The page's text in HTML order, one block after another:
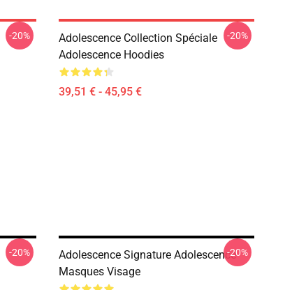
-20%
Adolescence Collection Spéciale
Adolescence Hoodies
39,51 € - 45,95 €
-20%
-20%
Adolescence Signature Adolescence
Masques Visage
-20%